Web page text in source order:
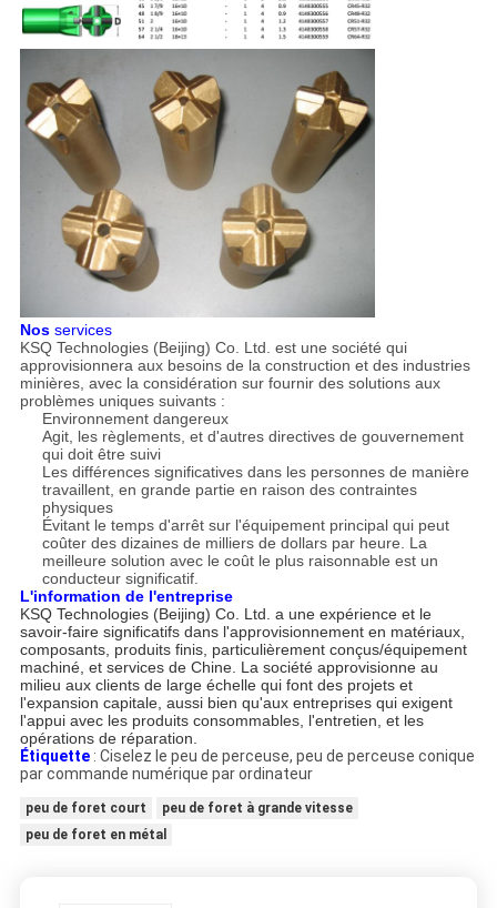
Nosservices
KSQ Technologies (Beijing) Co. Ltd. est une société qui
approvisionnera aux besoins de la construction et des industries
minières, avec la considération sur fournir des solutions aux
problèmes uniques suivants :
Environnement dangereux
Agit, les règlements, et d'autres directives de gouvernement
qui doit être suivi
Les différences significatives dans les personnes de manière
travaillent, en grande partie en raison des contraintes
physiques
Évitant le temps d'arrêt sur l'équipement principal qui peut
coûter des dizaines de milliers de dollars par heure. La
meilleure solution avec le coût le plus raisonnable est un
conducteur significatif.
L'information de l'entreprise
KSQ Technologies (Beijing) Co. Ltd. a une expérience et le
savoir-faire significatifs dans l'approvisionnement en matériaux,
composants, produits finis, particulièrement conçus/équipement
machiné, et services de Chine. La société approvisionne au
milieu aux clients de large échelle qui font des projets et
l'expansion capitale, aussi bien qu'aux entreprises qui exigent
l'appui avec les produits consommables, l'entretien, et les
opérations de réparation.
Étiquette: Ciselez le peu de perceuse, peu de perceuse conique
par commande numérique par ordinateur
peu de foret court
peu de foret à grande vitesse
peu de foret en métal